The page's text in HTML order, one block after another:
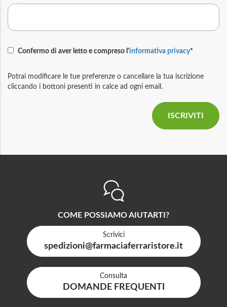
Confermo di aver letto e compreso l'informativa privacy*
Potrai modificare le tue preferenze o cancellare la tua iscrizione
cliccando i bottoni presenti in calce ad ogni email.
COME POSSIAMO AIUTARTI?
Scrivici
spedizioni@farmaciaferraristore.it
Consulta
DOMANDE FREQUENTI